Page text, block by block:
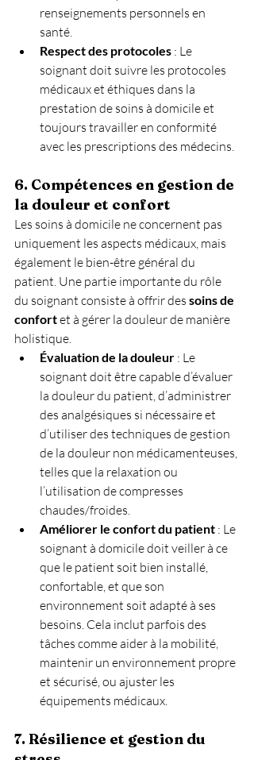
renseignements personnels en
santé.
Respect des protocoles : Le
soignant doit suivre les protocoles
médicaux et éthiques dans la
prestation de soins à domicile et
toujours travailler en conformité
avec les prescriptions des médecins.
6. Compétences en gestion de
la douleur et confort
Les soins à domicile ne concernent pas
uniquement les aspects médicaux, mais
également le bien-être général du
patient. Une partie importante du rôle
du soignant consiste à offrir des soins de
confort et à gérer la douleur de manière
holistique.
Évaluation de la douleur : Le
soignant doit être capable d’évaluer
la douleur du patient, d’administrer
des analgésiques si nécessaire et
d’utiliser des techniques de gestion
de la douleur non médicamenteuses,
telles que la relaxation ou
l’utilisation de compresses
chaudes/froides.
Améliorer le confort du patient : Le
soignant à domicile doit veiller à ce
que le patient soit bien installé,
confortable, et que son
environnement soit adapté à ses
besoins. Cela inclut parfois des
tâches comme aider à la mobilité,
maintenir un environnement propre
et sécurisé, ou ajuster les
équipements médicaux.
7. Résilience et gestion du